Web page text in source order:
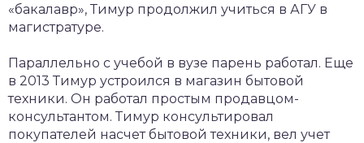
«бакалавр», Тимур продолжил учиться в АГУ в
магистратуре.
Параллельно с учебой в вузе парень работал. Еще
в 2013 Тимур устроился в магазин бытовой
техники. Он работал простым продавцом-
консультантом. Тимур консультировал
покупателей насчет бытовой техники, вел учет